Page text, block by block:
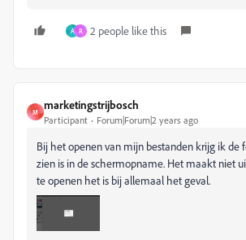
A R 2 people like this
M
marketingstrijbosch
Participant Forum|Forum|2 years ago
Bij het openen van mijn bestanden krijg ik de
zien is in de schermopname. Het maakt niet
te openen het is bij allemaal het geval.